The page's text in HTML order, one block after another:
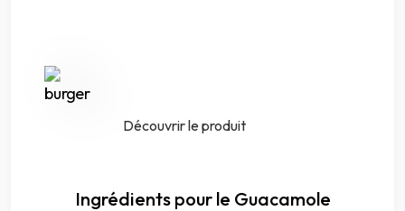
Découvrir le produit
Ingrédients pour le Guacamole